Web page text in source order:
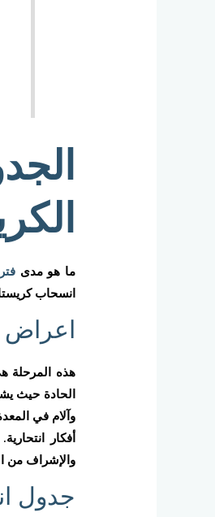
ما هو مدى
انسحاب
اعراض
هذه المرحلة
الحادة حيث
وآلام في
أفكار
والإشراف من
جدول